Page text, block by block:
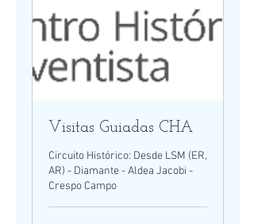
Visitas Guiadas CHA
Circuito Histórico: Desde LSM (ER,
AR) - Diamante - Aldea Jacobi -
Crespo Campo